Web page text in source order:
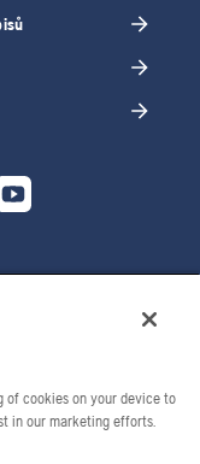
of cookies on your device to
in our marketing efforts.